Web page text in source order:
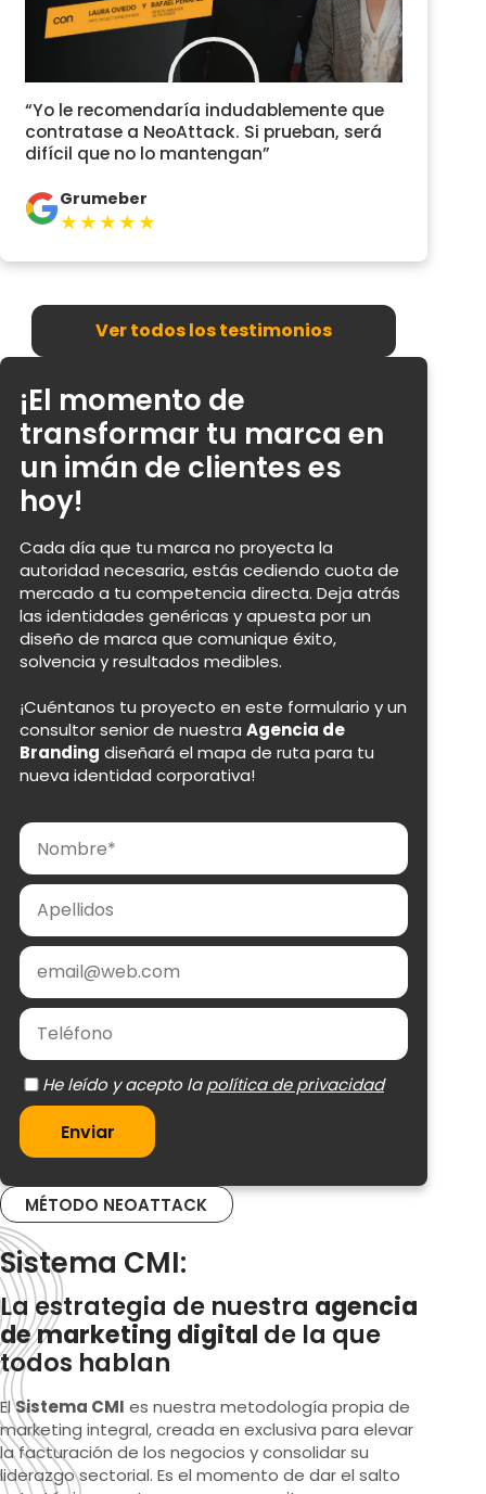
“Yo le recomendaría indudablemente que
contratase a NeoAttack. Si prueban, será
difícil que no lo mantengan”
Grumeber
★★★★★
Ver todos los testimonios
¡El momento de
transformar tu marca en
un imán de clientes es
hoy!
Cada día que tu marca no proyecta la
autoridad necesaria, estás cediendo cuota de
mercado a tu competencia directa. Deja atrás
las identidades genéricas y apuesta por un
diseño de marca que comunique éxito,
solvencia y resultados medibles.
¡Cuéntanos tu proyecto en este formulario y un
consultor senior de nuestraAgencia de
Branding diseñará el mapa de ruta para tu
nueva identidad corporativa!
Nombre
Apellidos
Email
Teléfono
política de privacidad
Enviar
MÉTODO NEOATTACK
Sistema CMI:
La estrategia de nuestra agencia
de marketing digital de la que
todos hablan
ElSistema CMI es nuestra metodología propia de
marketing integral, creada en exclusiva para elevar
la facturación de los negocios y consolidar su
liderazgo sectorial. Es el momento de dar el salto